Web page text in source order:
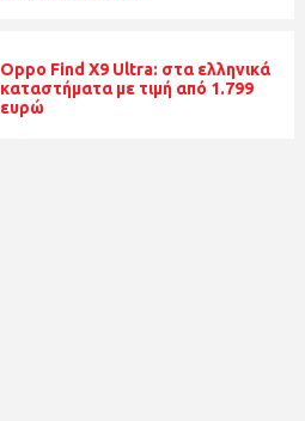
Oppo Find X9 Ultra: στα ελληνικά
καταστήματα με τιμή από 1.799
ευρώ